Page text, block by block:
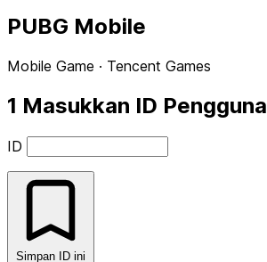
PUBG Mobile
Mobile Game · Tencent Games
1 Masukkan ID Pengguna
ID
Simpan ID ini